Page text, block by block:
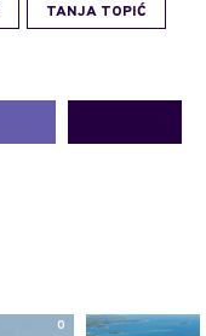
TANJA TOPIĆ
0